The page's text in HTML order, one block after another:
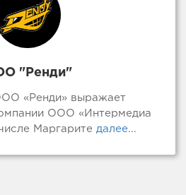
"Ренди"
«Ренди» выражает
ООО «Интермедиа
Маргарите далее...